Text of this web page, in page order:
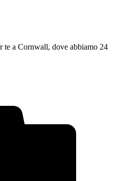
te a Cornwall, dove abbiamo 24